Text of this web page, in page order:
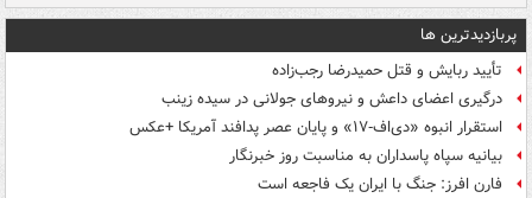
پربازدیدترین ها
تأیید ربایش و قتل حمیدرضا رجب‌زاده
درگیری اعضای داعش و نیروهای جولانی در سیده زینب
استقرار انبوه «دی‌اف‑۱۷» و پایان عصر پدافند آمریکا +عکس
بیانیه سپاه پاسداران به مناسبت روز خبرنگار
فارن افرز: جنگ با ایران یک فاجعه است